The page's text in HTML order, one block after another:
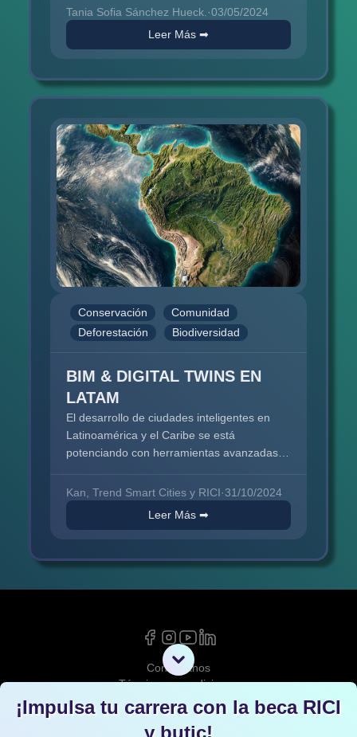
de conservación, desarrollo sostenible, y
participación comunitaria....
Tania Sofia Sánchez Hueck. ·03/05/2024
Leer Más ➡
Conservación
Comunidad
Deforestación
Biodiversidad
BIM & DIGITAL TWINS EN
LATAM
El desarrollo de ciudades inteligentes en
Latinoamérica y el Caribe se está
potenciando con herramientas avanzadas
fundamentales para la planificación y
gestión urbana. BIM...
Kan, Trend Smart Cities y RICI·31/10/2024
Leer Más ➡
¡Impulsa tu carrera con la beca RICI
y butic!
Contáctanos
Términos y condiciones
info@redciudad.org